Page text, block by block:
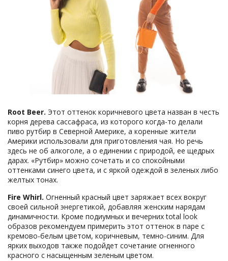
Root Beer. Этот оттенок коричневого цвета назван в честь
корня дерева сассафраса, из которого когда-то делали
пиво рутбир в Северной Америке, а коренные жители
Америки использовали для приготовления чая. Но речь
здесь не об алкоголе, а о единении с природой, ее щедрых
дарах. «Рутбир» можно сочетать и со спокойными
оттенками синего цвета, и с яркой одеждой в зеленых либо
желтых тонах.
Fire Whirl. Огненный красный цвет заряжает всех вокруг
своей сильной энергетикой, добавляя женским нарядам
динамичности. Кроме подиумных и вечерних total look
образов рекомендуем примерить этот оттенок в паре с
кремово-белым цветом, коричневым, темно-синим. Для
ярких выходов также подойдет сочетание огненного
красного с насыщенным зеленым цветом.